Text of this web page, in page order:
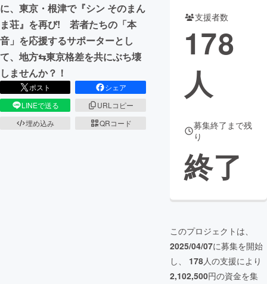
に、東京・根津で『シン そのまん
ま荘』を再び! 若者たちの「本
音」を応援するサポーターとし
て、地方⇆東京格差を共にぶち壊
しませんか？！
ポスト
シェア
LINEで送る
URLコピー
埋め込み
QRコード
支援者数
178
人
募集終了まで残
り
終了
このプロジェクトは、
2025/04/07に募集を開始
し、 178人の支援により
2,102,500円の資金を集